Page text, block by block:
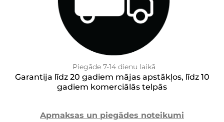
Piegāde 7-14 dienu laikā
Garantija līdz 20 gadiem mājas apstākļos, līdz 10
gadiem komerciālās telpās
Apmaksas un piegādes noteikumi